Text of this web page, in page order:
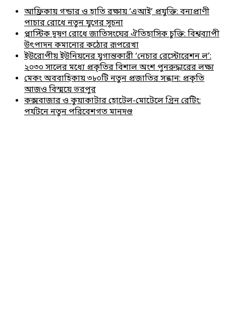
আফ্রিকায় গন্ডার ও হাতি রক্ষায় ‘এআই’ প্রযুক্তি: বন্যপ্রাণী
পাচার রোধে নতুন যুগের সূচনা
প্লাস্টিক দূষণ রোধে জাতিসংঘের ঐতিহাসিক চুক্তি: বিশ্বব্যাপী
উৎপাদন কমানোর কঠোর রূপরেখা
ইউরোপীয় ইউনিয়নের যুগান্তকারী ‘নেচার রেস্টোরেশন ল’:
২০৩০ সালের মধ্যে প্রকৃতির বিশাল অংশ পুনরুদ্ধারের লক্ষ্য
মেকং অববাহিকায় ৩৮০টি নতুন প্রজাতির সন্ধান: প্রকৃতি
আজও বিস্ময়ে ভরপুর
কক্সবাজার ও কুয়াকাটার হোটেল-মোটেলে গ্রিন রেটিং:
পর্যটনে নতুন পরিবেশগত মানদণ্ড